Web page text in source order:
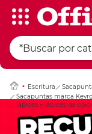
Escritura
Sacapuntas marca
lápices y lápices de